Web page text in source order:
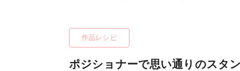
作品レシピ
ポジショナーで思い通りのスタ